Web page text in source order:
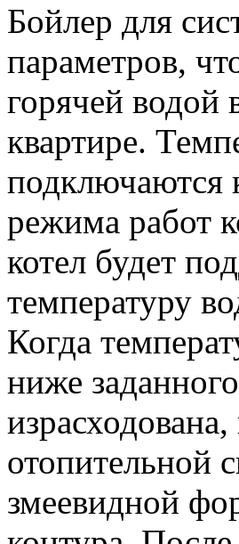
Бойлер для
параметров,
горячей водой
квартире.
подключаются
режима работ
котел будет
температуру
Когда
ниже
отопительной
змеевидной